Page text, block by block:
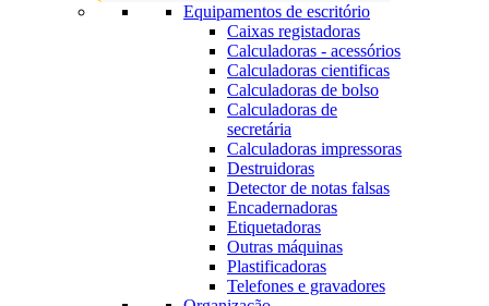
Equipamentos de escritório
Caixas registadoras
Calculadoras - acessórios
Calculadoras cientificas
Calculadoras de bolso
Calculadoras de
secretária
Calculadoras impressoras
Destruidoras
Detector de notas falsas
Encadernadoras
Etiquetadoras
Outras máquinas
Plastificadoras
Telefones e gravadores